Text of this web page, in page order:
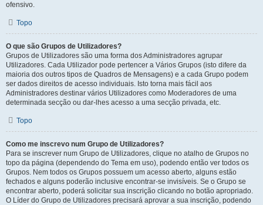
ofensivo.
Topo
O que são Grupos de Utilizadores?
Grupos de Utilizadores são uma forma dos Administradores agrupar
Utilizadores. Cada Utilizador pode pertencer a Vários Grupos (isto difere da
maioria dos outros tipos de Quadros de Mensagens) e a cada Grupo podem
ser dados direitos de acesso individuais. Isto torna mais fácil aos
Administradores destinar vários Utilizadores como Moderadores de uma
determinada secção ou dar-lhes acesso a uma secção privada, etc.
Topo
Como me inscrevo num Grupo de Utilizadores?
Para se inscrever num Grupo de Utilizadores, clique no atalho de Grupos no
topo da página (dependendo do Tema em uso), podendo então ver todos os
Grupos. Nem todos os Grupos possuem um acesso aberto, alguns estão
fechados e alguns poderão inclusive encontrar-se invisíveis. Se o Grupo se
encontrar aberto, poderá solicitar sua inscrição clicando no botão apropriado.
O Líder do Grupo de Utilizadores precisará aprovar a sua inscrição, podendo